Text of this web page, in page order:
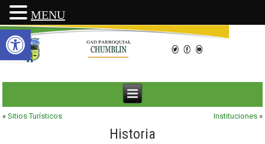
Abrir barra de herramientas
«Sitios Turísticos Instituciones»
Historia
MENU